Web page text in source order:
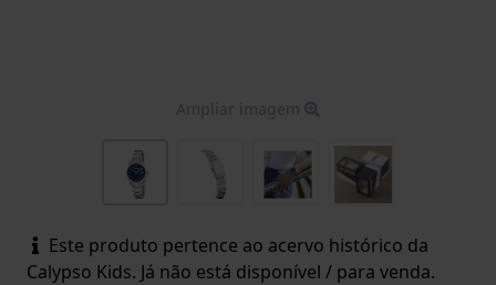
Ampliar imagem
Este produto pertence ao acervo histórico da
Calypso Kids. Já não está disponível / para venda.